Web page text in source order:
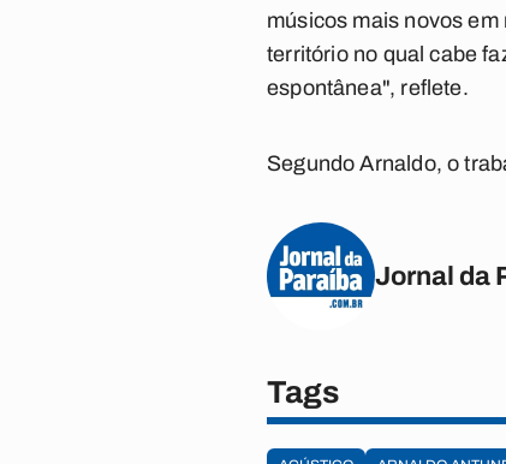
músicos mais novos
território no qual cabe
espontânea", reflete.
Segundo Arnaldo, o
Jornal da
Tags